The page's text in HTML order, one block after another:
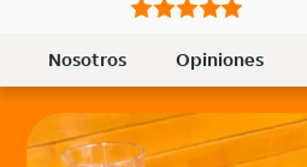
Nosotros Opiniones